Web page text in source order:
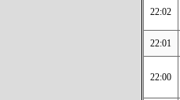
22:02
22:01
22:00